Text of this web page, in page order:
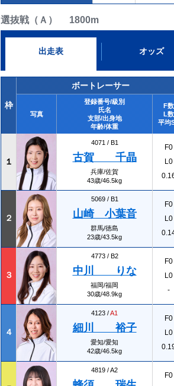
選抜戦（Ａ） 1800m
出走表 オッズ
枠
ボートレーサー
写真
登録番号/級別
氏名
支部/出身地
年齢/体重
F数
L数
平均
１
4071 / B1
古賀 千晶
兵庫/佐賀
43歳/46.5kg
F0
L0
２
5069 / B1
山崎 小葉音
群馬/徳島
23歳/43.5kg
F0
L0
３
4773 / B2
中川 りな
福岡/福岡
30歳/48.9kg
F0
L0
-
４
4123 /A1
細川 裕子
愛知/愛知
42歳/46.5kg
F0
L0
4819 /A2
F0